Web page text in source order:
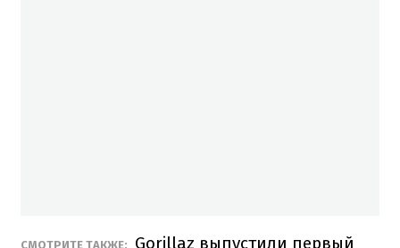
СМОТРИТЕ ТАКЖЕ: Gorillaz выпустили первый